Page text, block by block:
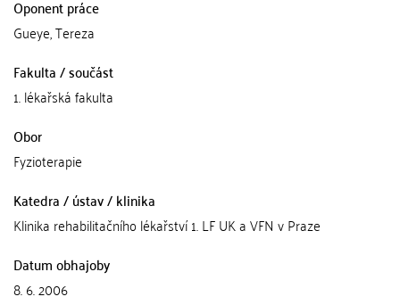
Oponent práce
Gueye, Tereza
Fakulta / součást
1. lékařská fakulta
Obor
Fyzioterapie
Katedra / ústav / klinika
Klinika rehabilitačního lékařství 1. LF UK a VFN v Praze
Datum obhajoby
8. 6. 2006